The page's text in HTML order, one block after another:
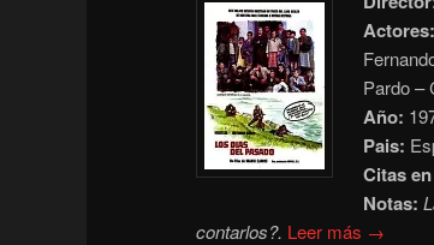
Actores:
Pardo –
Año:
Pais:
Citas
Notas:
contarlos?. Leer más →